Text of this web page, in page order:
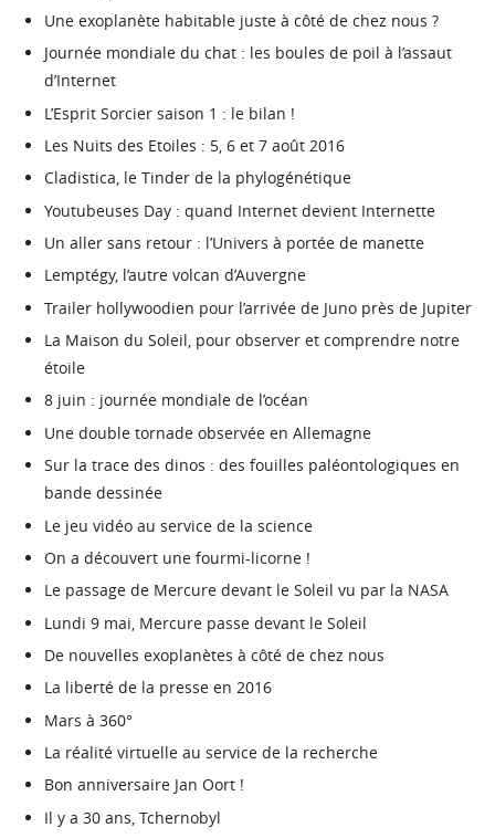
Une exoplanète habitable juste à côté de chez nous ?
Journée mondiale du chat : les boules de poil à l’assaut
d’Internet
L’Esprit Sorcier saison 1 : le bilan !
Les Nuits des Etoiles : 5, 6 et 7 août 2016
Cladistica, le Tinder de la phylogénétique
Youtubeuses Day : quand Internet devient Internette
Un aller sans retour : l’Univers à portée de manette
Lemptégy, l’autre volcan d’Auvergne
Trailer hollywoodien pour l’arrivée de Juno près de Jupiter
La Maison du Soleil, pour observer et comprendre notre
étoile
8 juin : journée mondiale de l’océan
Une double tornade observée en Allemagne
Sur la trace des dinos : des fouilles paléontologiques en
bande dessinée
Le jeu vidéo au service de la science
On a découvert une fourmi-licorne !
Le passage de Mercure devant le Soleil vu par la NASA
Lundi 9 mai, Mercure passe devant le Soleil
De nouvelles exoplanètes à côté de chez nous
La liberté de la presse en 2016
Mars à 360°
La réalité virtuelle au service de la recherche
Bon anniversaire Jan Oort !
Il y a 30 ans, Tchernobyl